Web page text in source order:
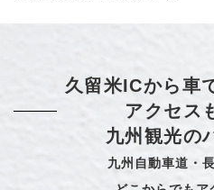
久留米ICから車
アクセス
九州観光の
九州自動車道・